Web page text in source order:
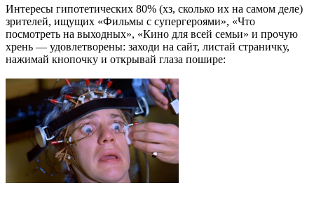
Интересы гипотетических 80% (хз, сколько их на самом деле)
зрителей, ищущих «Фильмы с супергероями», «Что
посмотреть на выходных», «Кино для всей семьи» и прочую
хрень — удовлетворены: заходи на сайт, листай страничку,
нажимай кнопочку и открывай глаза пошире: